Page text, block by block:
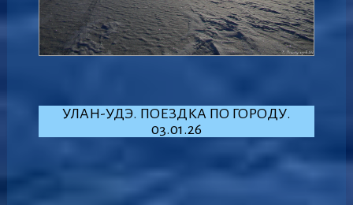
УЛАН-УДЭ. ПОЕЗДКА ПО ГОРОДУ.
03.01.26